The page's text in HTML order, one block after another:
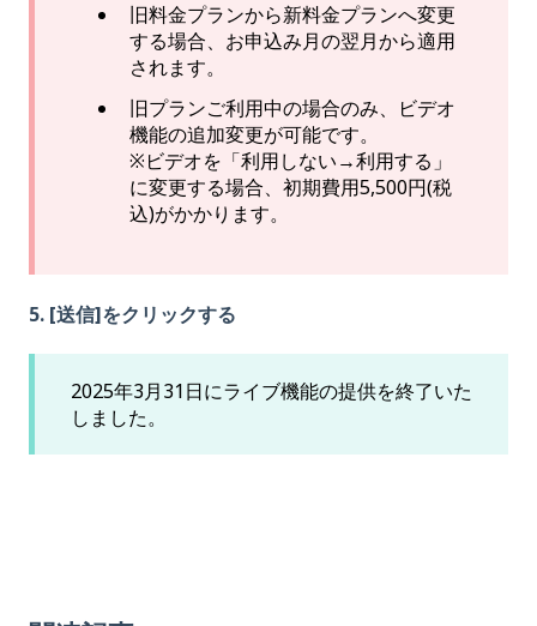
旧料金プランから新料金プランへ変更
する場合、お申込み月の翌月から適用
されます。
旧プランご利用中の場合のみ、ビデオ
機能の追加変更が可能です。
※ビデオを「利用しない→利用する」
に変更する場合、初期費用5,500円(税
込)がかかります。
5. [送信]をクリックする
2025年3月31日にライブ機能の提供を終了いた
しました。